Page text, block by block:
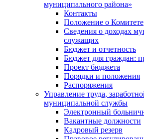
муниципального района»
Контакты
Положение о Комитете
Сведения о доходах
служащих
Бюджет и отчетность
Бюджет для граждан:
Проект бюджета
Порядки и положения
Распоряжения
Управление труда,
муниципальной службы
Электронный
Вакантные должности
Кадровый резерв